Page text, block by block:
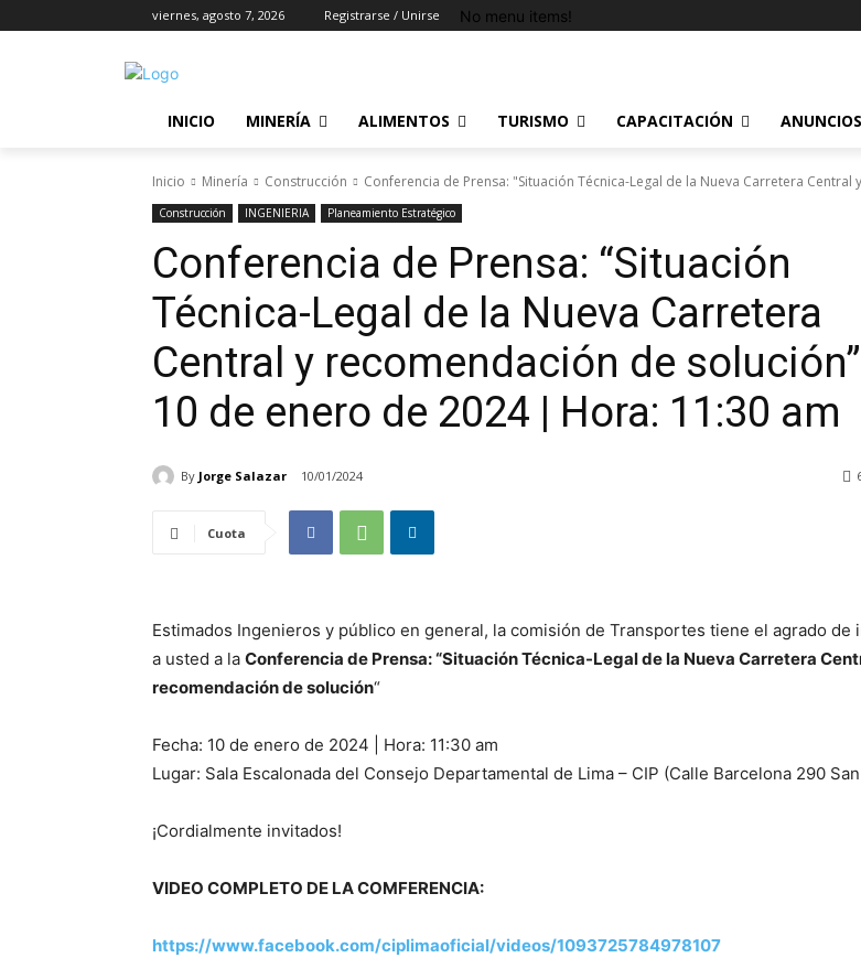
viernes, agosto 7, 2026 Registrarse / Unirse No menu items!
INICIO MINERÍA ALIMENTOS TURISMO CAPACITACIÓN ANUNCIOS
Inicio Minería Construcción Conferencia de Prensa: "Situación Técnica-Legal de la Nueva Carretera Central
Construcción INGENIERIA Planeamiento Estratégico
Conferencia de Prensa: “Situación
Técnica-Legal de la Nueva Carretera
Central y recomendación de
10 de enero de 2024 | Hora: 11:30 am
By Jorge Salazar 10/01/2024
Cuota
Estimados Ingenieros y público en general, la comisión de Transportes tiene el agrado de
a usted a la Conferencia de Prensa: “Situación Técnica-Legal de la Nueva Carretera
recomendación de solución“
Fecha: 10 de enero de 2024 | Hora: 11:30 am
Lugar: Sala Escalonada del Consejo Departamental de Lima – CIP (Calle Barcelona 290
¡Cordialmente invitados!
VIDEO COMPLETO DE LA COMFERENCIA:
https://www.facebook.com/ciplimaoficial/videos/1093725784978107